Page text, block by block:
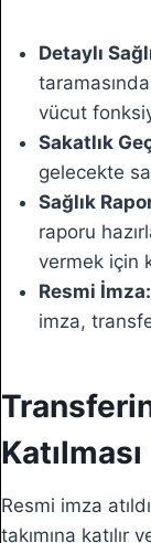
Detaylı
vücut
Sakatlık
gelecekte
Sağlık
raporu
vermek için
Resmi İmza:
imza,
Katılması
Resmi imza
takımına katılır